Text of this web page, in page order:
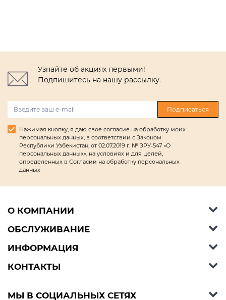
Узнайте об акциях первыми!
Подпишитесь на нашу рассылку.
Подписаться
Нажимая кнопку, я даю свое согласие на обработку моих
персональных данных, в соответствии с Законом
Республики Узбекистан, от 02.07.2019 г. № ЗРУ-547 «О
персональных данных», на условиях и для целей,
определенных в Согласии на обработку персональных
данных
О КОМПАНИИ
Об Ashley Furniture HomeStore
Контакты
ОБСЛУЖИВАНИЕ
Справочный центр
Способы оплаты
ИНФОРМАЦИЯ
Блог
КОНТАКТЫ
Телефон: +998 77 494 09 99
МЫ В СОЦИАЛЬНЫХ СЕТЯХ